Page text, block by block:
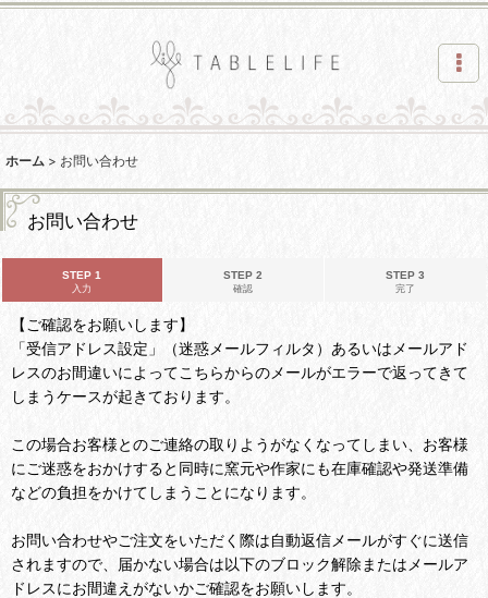
ホーム > お問い合わせ
お問い合わせ
STEP 1
入力
STEP 2
確認
STEP 3
完了
【ご確認をお願いします】
「受信アドレス設定」（迷惑メールフィルタ）あるいはメールアド
レスのお間違いによってこちらからのメールがエラーで返ってきて
しまうケースが起きております。
この場合お客様とのご連絡の取りようがなくなってしまい、お客様
にご迷惑をおかけすると同時に窯元や作家にも在庫確認や発送準備
などの負担をかけてしまうことになります。
お問い合わせやご注文をいただく際は自動返信メールがすぐに送信
されますので、届かない場合は以下のブロック解除またはメールア
ドレスにお間違えがないかご確認をお願いします。